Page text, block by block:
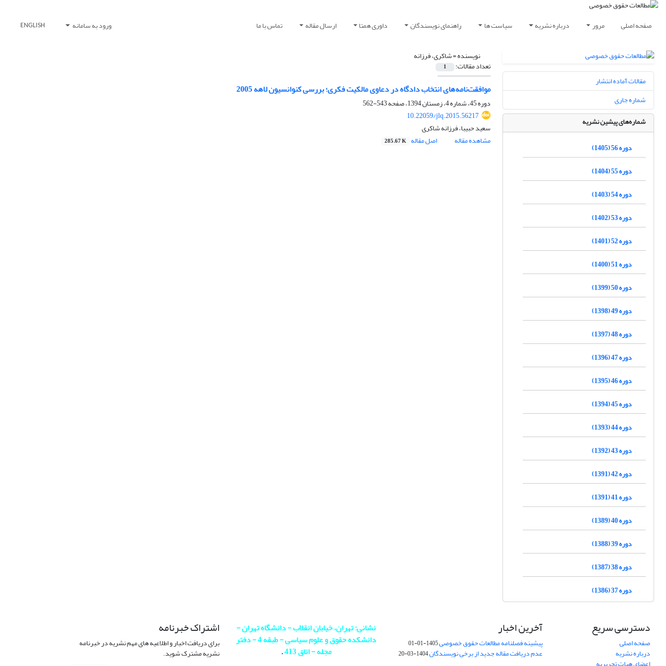
صفحه اصلی مرور درباره نشریه سیاست ها راهنمای نویسندگان داوری همتا ارسال مقاله تماس با ما ورود به سامانه ENGLISH
نویسنده =شاکری، فرزانه
تعداد مقالات: 1
موافقت‌نامه‌های انتخاب دادگاه در دعاوی مالکیت فکری؛ بررسی کنوانسیون لاهه 2005
دوره 45، شماره 4، زمستان 1394، صفحه
543-562
10.22059/jlq.2015.56217
سعید حبیبا، فرزانه شاکری
مشاهده مقاله
اصل مقاله 285.67 K
مقالات آماده انتشار
شماره جاری
شماره‌های پیشین نشریه
دوره 56 (1405)
دوره 55 (1404)
دوره 54 (1403)
دوره 53 (1402)
دوره 52 (1401)
دوره 51 (1400)
دوره 50 (1399)
دوره 49 (1398)
دوره 48 (1397)
دوره 47 (1396)
دوره 46 (1395)
دوره 45 (1394)
دوره 44 (1393)
دوره 43 (1392)
دوره 42 (1391)
دوره 41 (1391)
دوره 40 (1389)
دوره 39 (1388)
دوره 38 (1387)
دوره 37 (1386)
دسترسی سریع
صفحه اصلی
درباره نشریه
آخرین اخبار
پیشینه فصلنامه مطالعات حقوق خصوصی1405-01-01
عدم دریافت مقاله جدید از برخی نویسندگان1404-03-20
نشانی: تهران، خیابان انقلاب - دانشگاه تهران -
دانشکده حقوق و علوم سیاسی - طبقه 4 - دفتر
مجله - اتاق 413
.
اشتراک خبرنامه
برای دریافت اخبار و اطلاعیه های مهم نشریه در خبرنامه
نشریه مشترک شوید.